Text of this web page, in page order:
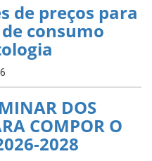
de preços para
consumo
DOS
COMPOR O
2028